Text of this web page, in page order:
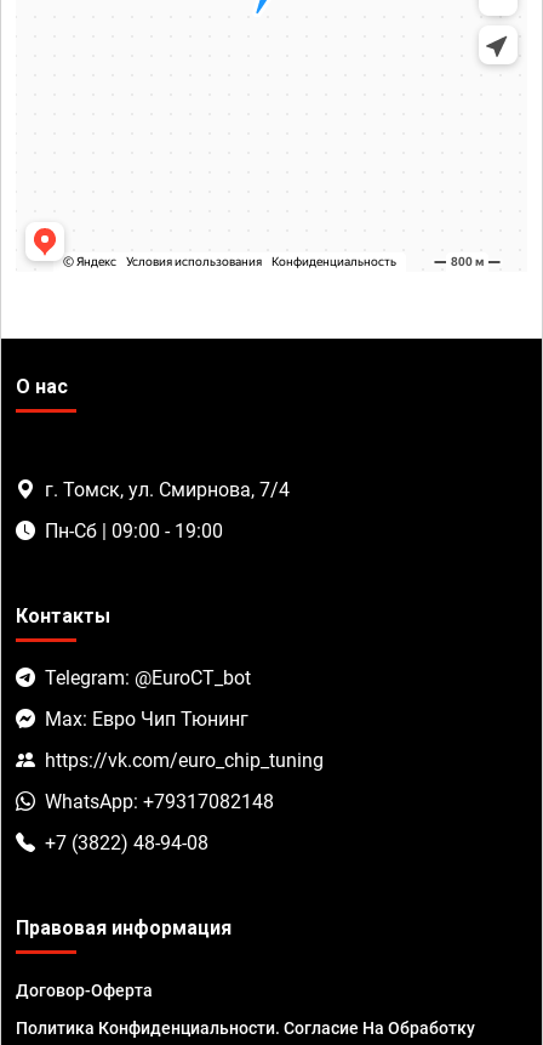
О нас
г. Томск, ул. Смирнова, 7/4
Пн-Сб | 09:00 - 19:00
Контакты
Telegram: @EuroCT_bot
Max: Евро Чип Тюнинг
https://vk.com/euro_chip_tuning
WhatsApp: +79317082148
+7 (3822) 48-94-08
Правовая информация
Договор-Оферта
Политика Конфиденциальности. Согласие На Обработку